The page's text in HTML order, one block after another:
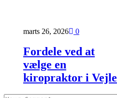
marts 26, 2026 0
Fordele ved at
vælge en
kiropraktor i Vejle